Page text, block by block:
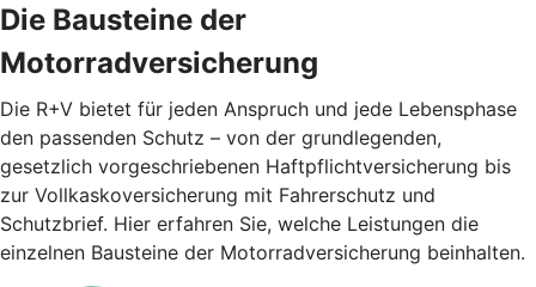
Die Bausteine der
Motorradversicherung
Die R+V bietet für jeden Anspruch und jede Lebensphase
den passenden Schutz – von der grundlegenden,
gesetzlich vorgeschriebenen Haftpflichtversicherung bis
zur Vollkaskoversicherung mit Fahrerschutz und
Schutzbrief. Hier erfahren Sie, welche Leistungen die
einzelnen Bausteine der Motorradversicherung beinhalten.